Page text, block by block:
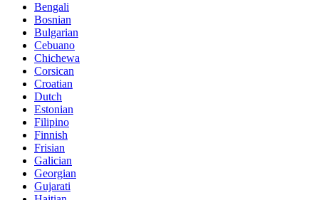
Bengali
Bosnian
Bulgarian
Cebuano
Chichewa
Corsican
Croatian
Dutch
Estonian
Filipino
Finnish
Frisian
Galician
Georgian
Gujarati